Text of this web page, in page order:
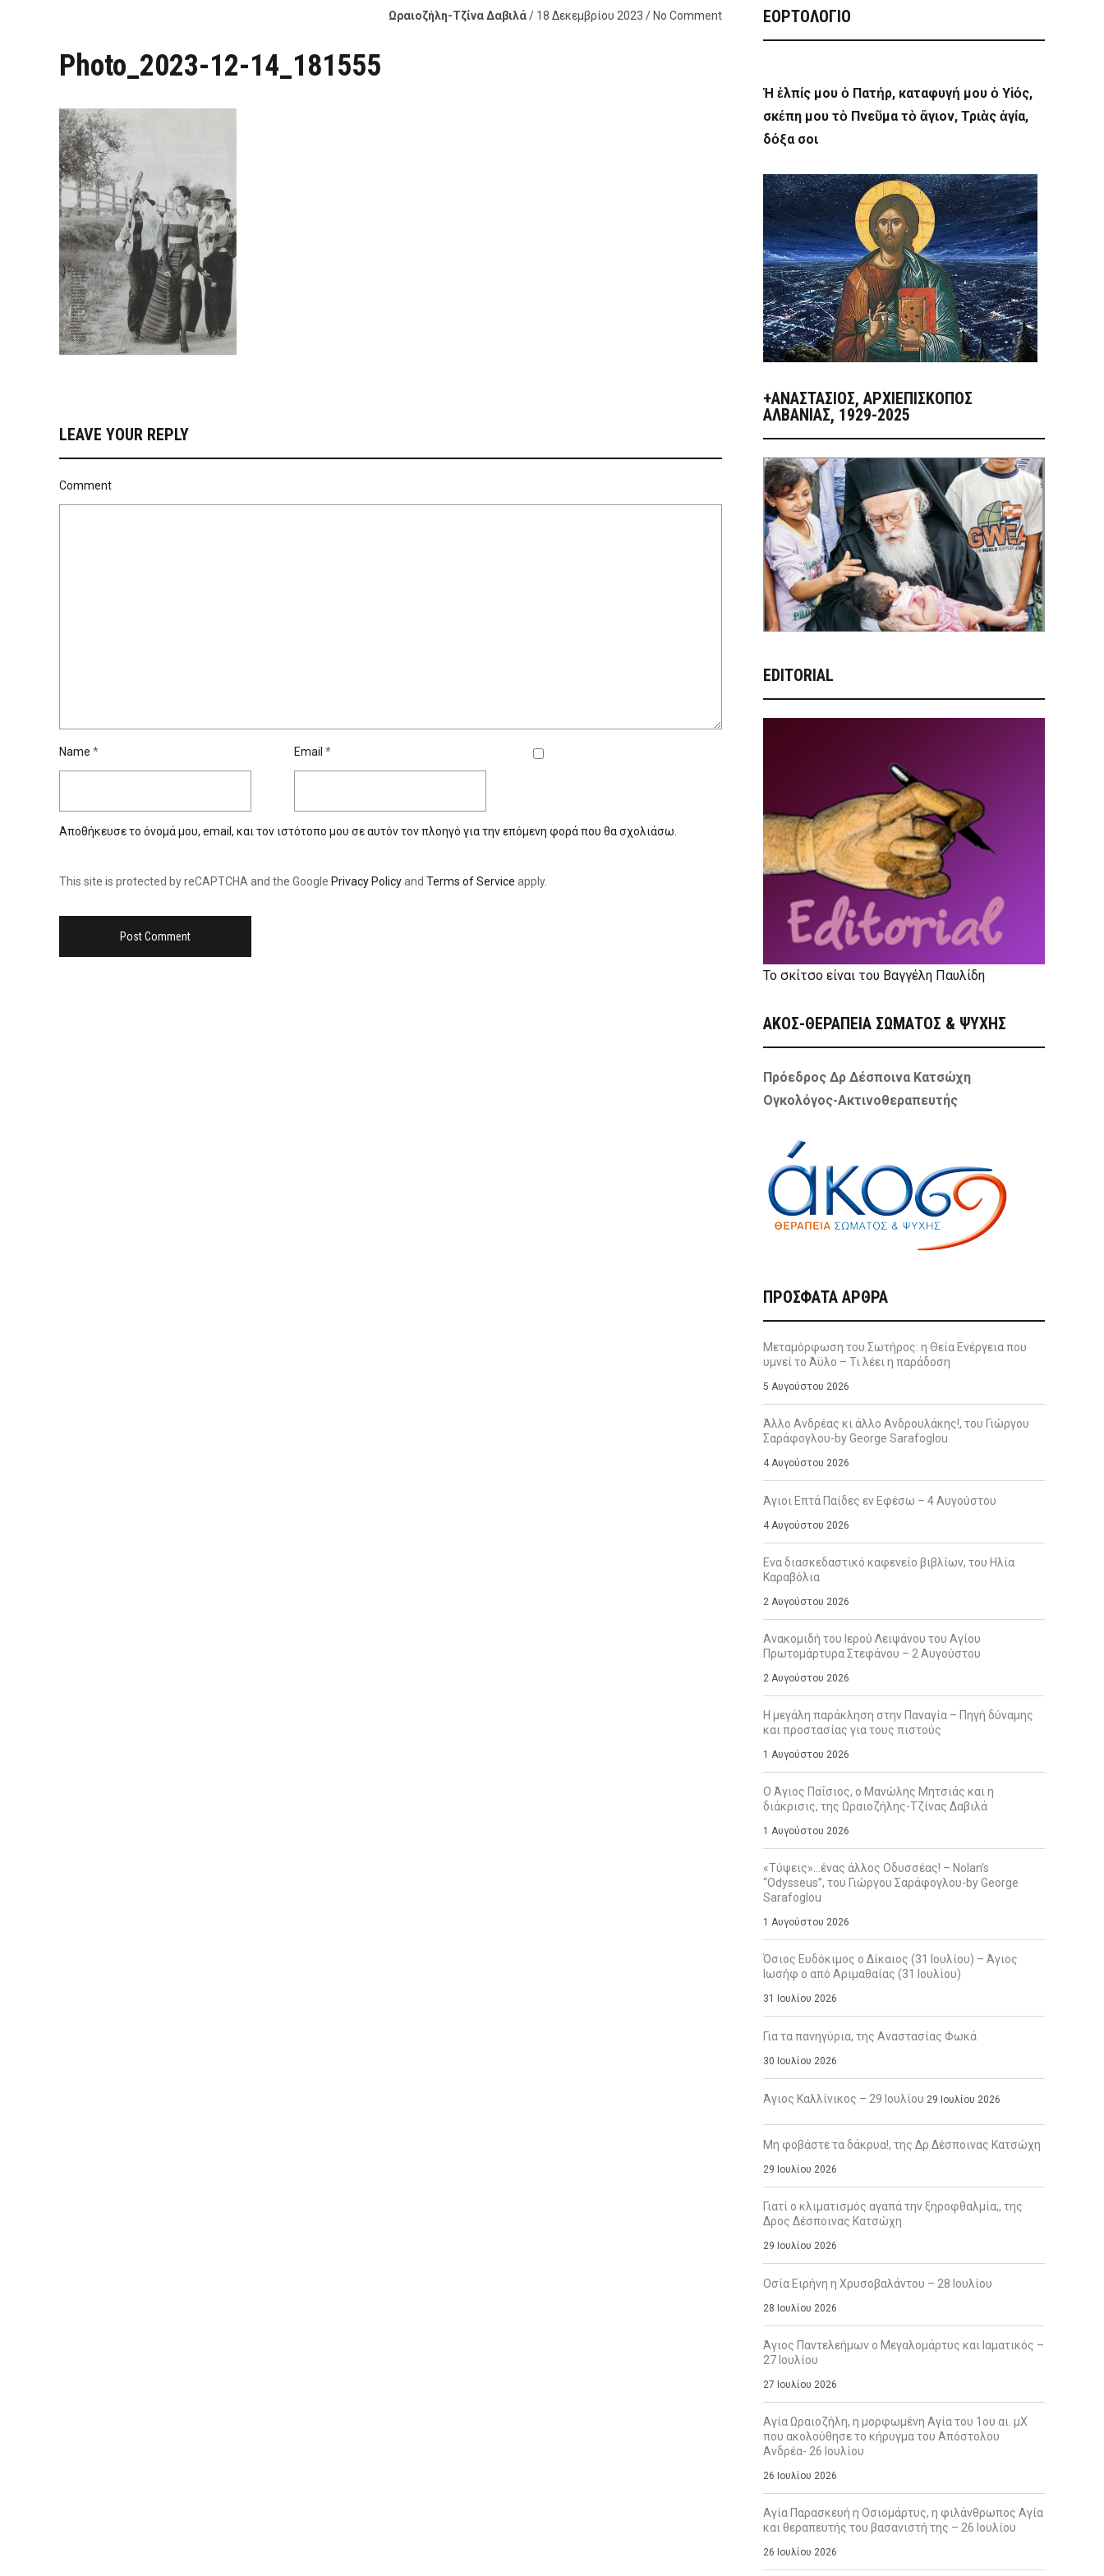
Ωραιοζήλη-Τζίνα Δαβιλά/ 18 Δεκεμβρίου 2023 / No Comment
Photo_2023-12-14_181555
LEAVE YOUR REPLY
Comment
Name * Email *
Αποθήκευσε το όνομά μου, email, και τον ιστότοπο μου σε αυτόν τον πλοηγό για την επόμενη φορά που θα σχολιάσω.
This site is protected by reCAPTCHA and the Google Privacy Policyand Terms of Service apply.
ΕΟΡΤΟΛΟΓΙΟ
Ἡ ἐλπίς μου ὁ Πατήρ, καταφυγή μου ὁ Υἱός,
σκέπη μου τὸ Πνεῦμα τὸ ἅγιον, Τριὰς ἁγία,
δόξα σοι
+ΑΝΑΣΤΆΣΙΟΣ, ΑΡΧΙΕΠΊΣΚΟΠΟΣ
ΑΛΒΑΝΊΑΣ, 1929-2025
EDITORIAL
Το σκίτσο είναι του Βαγγέλη Παυλίδη
ΑΚΟΣ-ΘΕΡΑΠΕΙΑ ΣΩΜΑΤΟΣ & ΨΥΧΗΣ
Πρόεδρος Δρ Δέσποινα Κατσώχη
Ογκολόγος-Ακτινοθεραπευτής
ΠΡΌΣΦΑΤΑ ΆΡΘΡΑ
Μεταμόρφωση του Σωτήρος: η Θεία Ενέργεια που
υμνεί το Άϋλο – Τι λέει η παράδοση
5 Αυγούστου 2026
Άλλο Ανδρέας κι άλλο Ανδρουλάκης!, του Γιώργου
Σαράφογλου-by George Sarafoglou
4 Αυγούστου 2026
Άγιοι Επτά Παίδες εν Εφέσω – 4 Αυγούστου
4 Αυγούστου 2026
Ενα διασκεδαστικό καφενείο βιβλίων, του Ηλία
Καραβόλια
2 Αυγούστου 2026
Ανακομιδή του Ιερού Λειψάνου του Αγίου
Πρωτομάρτυρα Στεφάνου – 2 Αυγούστου
2 Αυγούστου 2026
Η μεγάλη παράκληση στην Παναγία – Πηγή δύναμης
και προστασίας για τους πιστούς
1 Αυγούστου 2026
Ο Άγιος Παΐσιος, ο Μανώλης Μητσιάς και η
διάκρισις, της Ωραιοζήλης-Τζίνας Δαβιλά
1 Αυγούστου 2026
«Τύψεις»…ένας άλλος Οδυσσέας! – Nolan’s
“Odysseus”, του Γιώργου Σαράφογλου-by George
Sarafoglou
1 Αυγούστου 2026
Όσιος Ευδόκιμος ο Δίκαιος (31 Ιουλίου) – Άγιος
Ιωσήφ ο από Αριμαθαίας (31 Ιουλίου)
31 Ιουλίου 2026
Για τα πανηγύρια, της Αναστασίας Φωκά
30 Ιουλίου 2026
Άγιος Καλλίνικος – 29 Ιουλίου 29 Ιουλίου 2026
Μη φοβάστε τα δάκρυα!, της Δρ Δέσποινας Κατσώχη
29 Ιουλίου 2026
Γιατί ο κλιματισμός αγαπά την ξηροφθαλμία;, της
Δρος Δέσποινας Κατσώχη
29 Ιουλίου 2026
Οσία Ειρήνη η Χρυσοβαλάντου – 28 Ιουλίου
28 Ιουλίου 2026
Άγιος Παντελεήμων ο Μεγαλομάρτυς και Ιαματικός –
27 Ιουλίου
27 Ιουλίου 2026
Αγία Ωραιοζήλη, η μορφωμένη Αγία του 1ου αι. μΧ
που ακολούθησε το κήρυγμα του Απόστολου
Ανδρέα- 26 Ιουλίου
26 Ιουλίου 2026
Αγία Παρασκευή η Οσιομάρτυς, η φιλάνθρωπος Αγία
και θεραπευτής του βασανιστή της – 26 Ιουλίου
26 Ιουλίου 2026